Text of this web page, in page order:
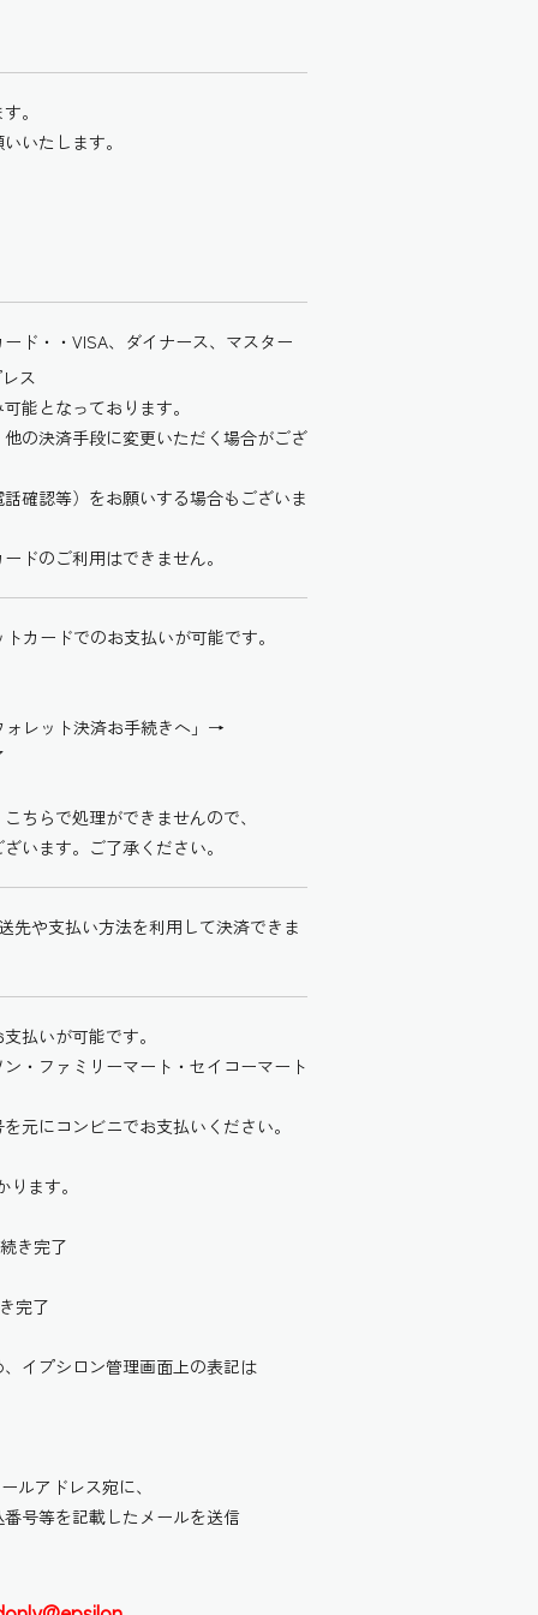
。
いたします。
ド・・VISA、ダイナース、マスター
ス
能となっております。
の決済手段に変更いただく場合がござ
確認等）をお願いする場合もございま
ドのご利用はできません。
カードでのお支払いが可能です。
ォレット決済お手続きへ」→
ちらで処理ができませんので、
います。ご了承ください。
先や支払い方法を利用して決済できま
払いが可能です。
・ファミリーマート・セイコーマート
元にコンビニでお支払いください。
ます。
き完了
完了
イプシロン管理画面上の表記は
ルアドレス宛に、
号等を記載したメールを送信